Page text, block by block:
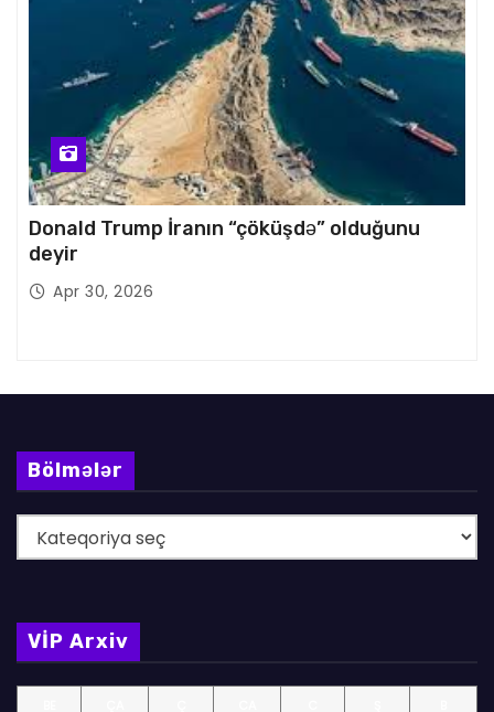
Donald Trump İranın “çöküşdə” olduğunu
deyir
Apr 30, 2026
Bölmələr
ö
m
l
VİP Arxiv